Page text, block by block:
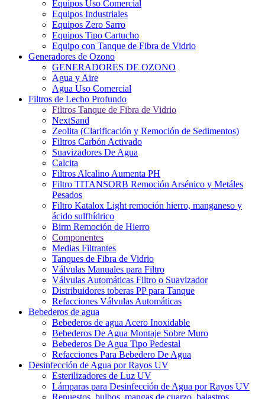
Equipos Uso Comercial
Equipos Industriales
Equipos Zero Sarro
Equipos Tipo Cartucho
Equipo con Tanque de Fibra de Vidrio
Generadores de Ozono
GENERADORES DE OZONO
Agua y Aire
Agua Uso Comercial
Filtros de Lecho Profundo
Filtros Tanque de Fibra de Vidrio
NextSand
Zeolita (Clarificación y Remoción de Sedimentos)
Filtros Carbón Activado
Suavizadores De Agua
Calcita
Filtros Alcalino Aumenta PH
Filtro TITANSORB Remoción Arsénico y Metáles
Pesados
Filtro Katalox Light remoción hierro, manganeso y
ácido sulfhídrico
Birm Remoción de Hierro
Componentes
Medias Filtrantes
Tanques de Fibra de Vidrio
Válvulas Manuales para Filtro
Válvulas Automáticas Filtro o Suavizador
Distribuidores toberas PP para Tanque
Refacciones Válvulas Automáticas
Bebederos de agua
Bebederos de agua Acero Inoxidable
Bebederos De Agua Montaje Sobre Muro
Bebederos De Agua Tipo Pedestal
Refacciones Para Bebedero De Agua
Desinfección de Agua por Rayos UV
Esterilizadores de Luz UV
Lámparas para Desinfección de Agua por Rayos UV
Repuestos, bulbos, mangas de cuarzo, balastros